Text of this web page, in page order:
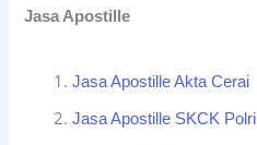
Jasa Apostille
Jasa Apostille Akta Cerai
Jasa Apostille SKCK Polri